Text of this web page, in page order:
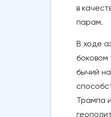
в
парам.
В ходе
бычий
Трампа